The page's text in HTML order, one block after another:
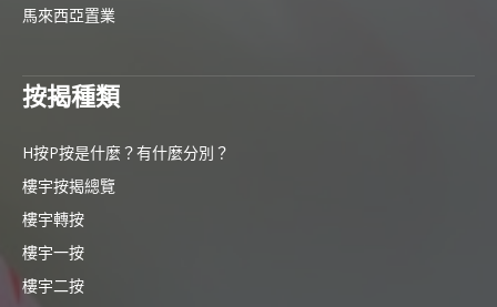
馬來西亞置業
按揭種類
H按P按是什麼？有什麼分別？
樓宇按揭總覽
樓宇轉按
樓宇一按
樓宇二按